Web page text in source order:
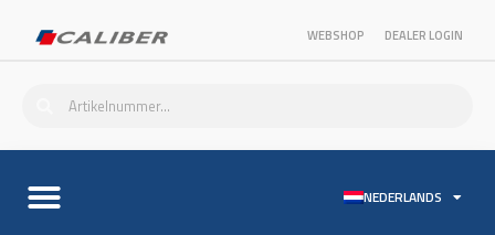
WEBSHOP DEALER LOGIN
NEDERLANDS